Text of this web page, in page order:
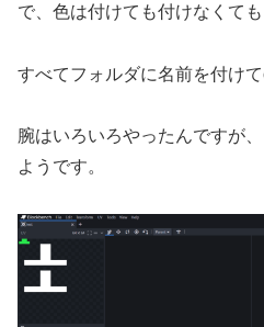
で、色は付けても付けなくて
すべてフォルダに名前を付け
腕はいろいろやったんですが
ようです。